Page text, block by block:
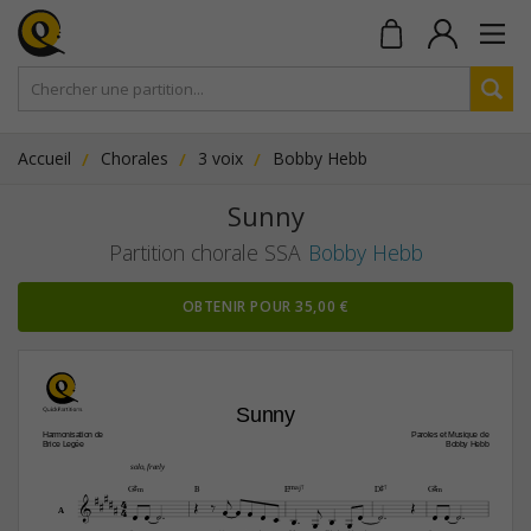
Accueil Chorales 3 voix Bobby Hebb
Sunny
Partition chorale SSA Bobby Hebb
OBTENIR POUR 35,00 €
Harmonisation de
Brice Legée
Sunny
Paroles et Musique de
Bobby Hebb
4
4

A
solo, freely
G©‹ B EŒ„Š7 D©7 G©‹
              